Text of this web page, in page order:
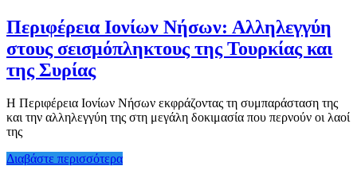
Περιφέρεια Ιονίων Νήσων: Αλληλεγγύη
στους σεισμόπληκτους της Τουρκίας και
της Συρίας
Η Περιφέρεια Ιονίων Νήσων εκφράζοντας τη συμπαράσταση της
και την αλληλεγγύη της στη μεγάλη δοκιμασία που περνούν οι λαοί
της
Διαβάστε περισσότερα